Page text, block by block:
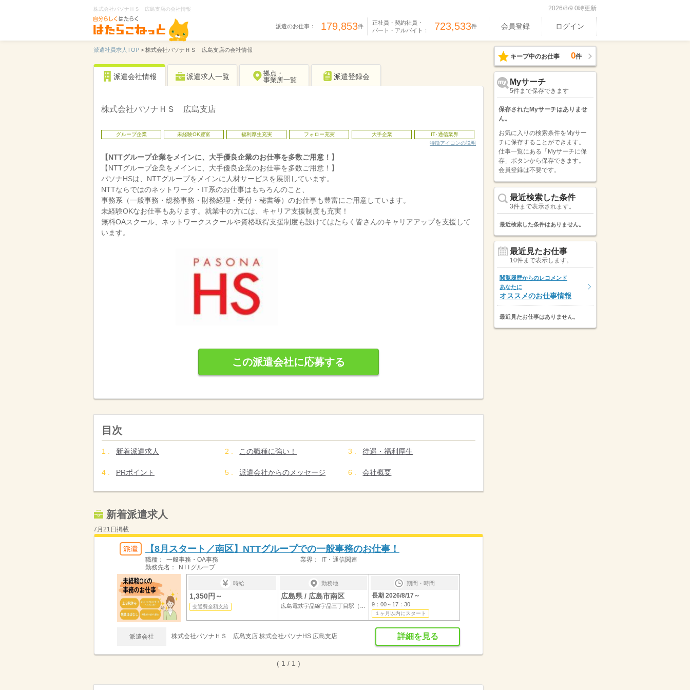
株式会社パソナＨＳ 広島支店の会社情報 2026/8/9 0時更新
派遣のお仕事： 179,853件
正社員・契約社員・
パート・アルバイト： 723,533件 会員登録 ログイン
派遣社員求人TOP > 株式会社パソナＨＳ 広島支店の会社情報
派遣会社情報 派遣求人一覧
拠点・
事業所一覧
派遣登録会
株式会社パソナＨＳ 広島支店
グループ企業 未経験OK豊富 福利厚生充実 フォロー充実 大手企業
IT･通信業界
特徴アイコンの説明
【NTTグループ企業をメインに、大手優良企業のお仕事を多数ご用意！】
【NTTグループ企業をメインに、大手優良企業のお仕事を多数ご用意！】
パソナHSは、NTTグループをメインに人材サービスを展開しています。
NTTならではのネットワーク・IT系のお仕事はもちろんのこと、
事務系（一般事務・総務事務・財務経理・受付・秘書等）のお仕事も豊富にご用意しています。
未経験OKなお仕事もあります。就業中の方には、キャリア支援制度も充実！
無料OAスクール、ネットワークスクールや資格取得支援制度も設けてはたらく皆さんのキャリアアップを支援して
います。
この派遣会社に応募する
目次
新着派遣求人 この職種に強い！ 待遇・福利厚生
PRポイント 派遣会社からのメッセージ 会社概要
新着派遣求人
7月21日掲載
【8月スタート／南区】NTTグループでの一般事務のお仕事！
職種： 一般事務・OA事務 業界：
IT・通信関連
勤務先名：
NTTグループ
時給
1,350円～
交通費全額支給
勤務地
広島県 / 広島市南区
期間・時間
長期 2026/8/17～
9：00～17：30
１ヶ月以内にスタート
詳細を見る
派遣会社 株式会社パソナＨＳ 広島支店 株式会社パソナHS 広島支店
( 1 / 1 )
キープ中のお仕事 0件
Myサーチ
5件まで保存できます
保存されたMyサーチはありませ
ん。
お気に入りの検索条件をMyサー
チに保存することができます。
仕事一覧にある「Myサーチに保
存」ボタンから保存できます。
会員登録は不要です。
最近検索した条件
3件まで表示されます。
最近検索した条件はありません。
最近見たお仕事
10件まで表示します。
閲覧履歴からのレコメンド
あなたに
オススメのお仕事情報
最近見たお仕事はありません。